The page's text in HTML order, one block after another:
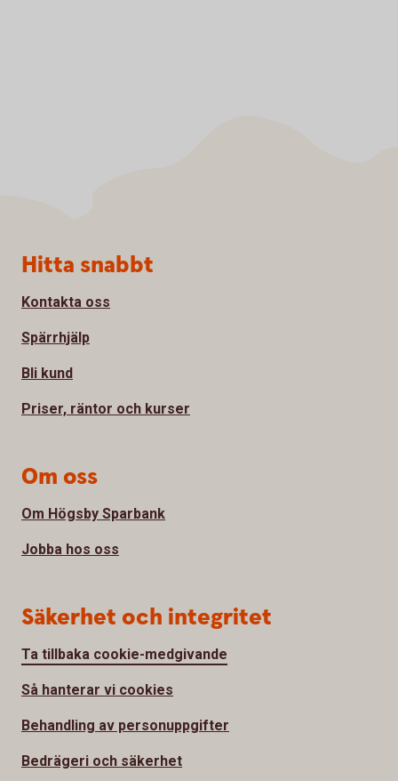
Sidfot
Hitta snabbt
Kontakta oss
Spärrhjälp
Bli kund
Priser, räntor och kurser
Om oss
Om Högsby Sparbank
Jobba hos oss
Säkerhet och integritet
Ta tillbaka cookie-medgivande
Så hanterar vi cookies
Behandling av personuppgifter
Bedrägeri och säkerhet